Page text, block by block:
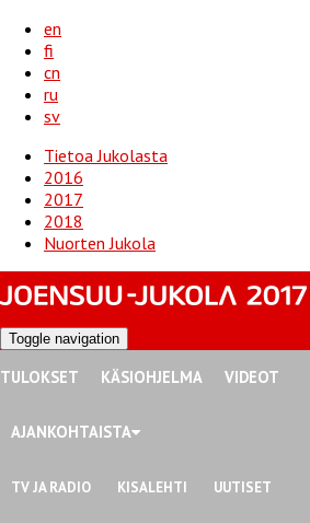
en
fi
cn
ru
sv
Tietoa Jukolasta
2016
2017
2018
Nuorten Jukola
Toggle navigation
TULOKSET KÄSIOHJELMA VIDEOT
AJANKOHTAISTA
TV JA RADIO KISALEHTI UUTISET